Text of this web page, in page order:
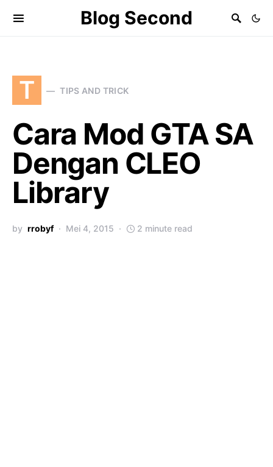
Blog Second
T TIPS AND TRICK
Cara Mod GTA SA
Dengan CLEO
Library
by rrobyf Mei 4, 2015 2 minute read